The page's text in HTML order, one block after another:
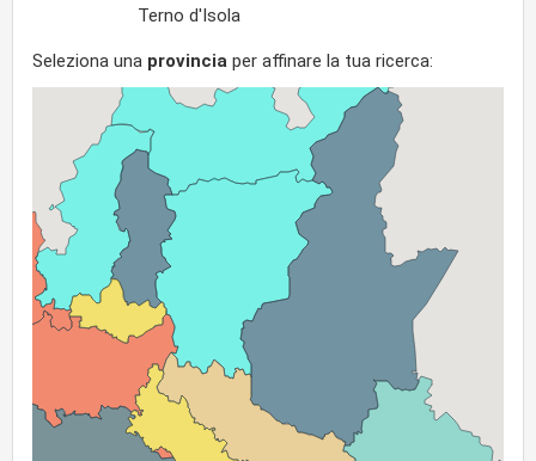
Terno d'Isola
Seleziona una provincia per affinare la tua ricerca: